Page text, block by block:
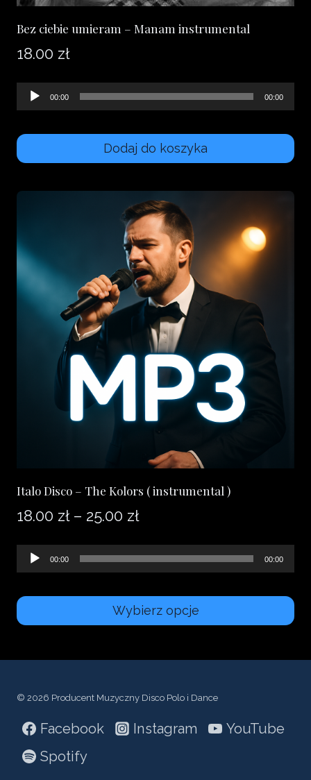
Bez ciebie umieram – Manam instrumental
18.00 zł
Odtwarzacz
plików
dźwiękowych
00:00 00:00
Dodaj do koszyka
Italo Disco – The Kolors ( instrumental )
18.00 zł – 25.00 złZakres
cen:
od
18.00 zł
do
Odtwarzacz
plików
dźwiękowych
00:00 00:00
Wybierz opcje
wiele
wariantów.
Opcje
można
© 2026 Producent Muzyczny Disco Polo i Dance
Facebook Instagram
YouTube
Spotify